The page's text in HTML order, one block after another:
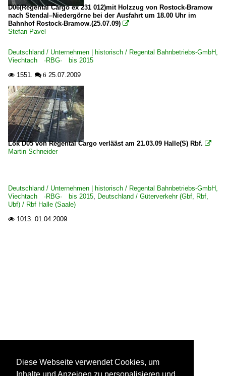
D06(Regental Cargo ex 231 012)mit Holzzug von Rostock-Bramow
nach Stendal–Niedergörne bei der Ausfahrt um 18.00 Uhr im
Bahnhof Rostock-Bramow.(25.07.09) 
Stefan Pavel
Deutschland / Unternehmen | historisch / Regental Bahnbetriebs-GmbH,
Viechtach ·RBG· bis 2015
 1551.  6 25.07.2009
Lok D05 von Regental Cargo verlääst am 21.03.09 Halle(S) Rbf. 
Martin Schneider
Deutschland / Unternehmen | historisch / Regental Bahnbetriebs-GmbH,
Viechtach ·RBG· bis 2015, Deutschland / Güterverkehr (Gbf, Rbf,
Ubf) / Rbf Halle (Saale)
 1013. 01.04.2009
Diese Webseite verwendet Cookies, um